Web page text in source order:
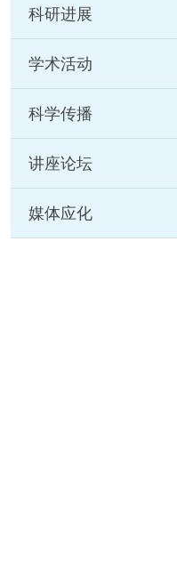
科研进展
学术活动
科学传播
讲座论坛
媒体应化